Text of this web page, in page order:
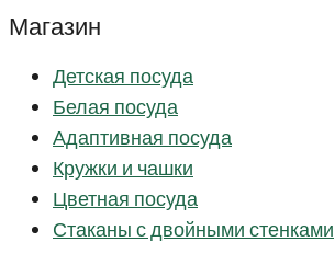
Магазин
Детская посуда
Белая посуда
Адаптивная посуда
Кружки и чашки
Цветная посуда
Стаканы с двойными стенками